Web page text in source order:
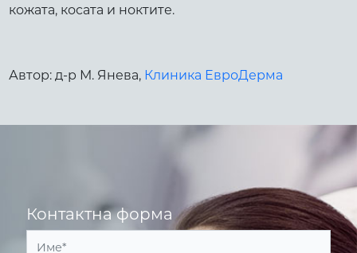
кожата, косата и ноктите.
Автор: д-р М. Янева, Клиника ЕвроДерма
Контактна форма